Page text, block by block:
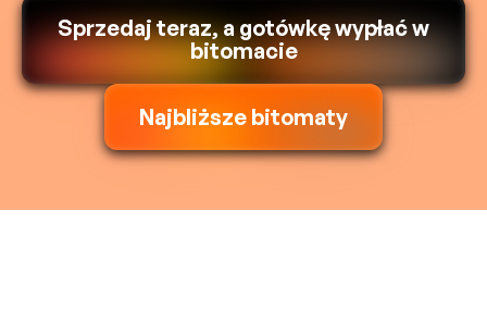
Sprzedaj teraz, a gotówkę wypłać w
bitomacie
Najbliższe bitomaty